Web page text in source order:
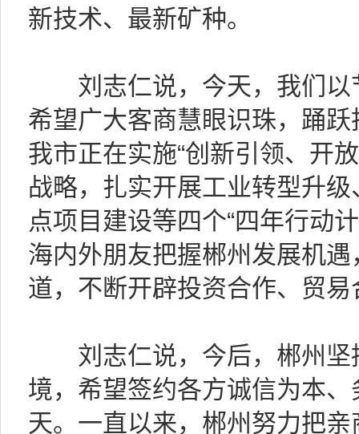
新技术、最新矿种。
刘志仁说，今天，我们以
希望广大客商慧眼识珠，踊
我市正在实施“创新引领、开
战略，扎实开展工业转型升
点项目建设等四个“四年行动
海内外朋友把握郴州发展机
道，不断开辟投资合作、贸
刘志仁说，今后，郴州坚
境，希望签约各方诚信为本
天。一直以来，郴州努力把